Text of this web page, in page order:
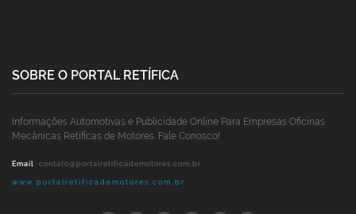
SOBRE O PORTAL RETÍFICA
Informações Automotivas e Publicidade Online Para Empresas Oficinas
Mecânicas Retíficas de Motores. Fale Conosco!
Email: contato@portalretificademotores.com.br
www.portalretificademotores.com.br